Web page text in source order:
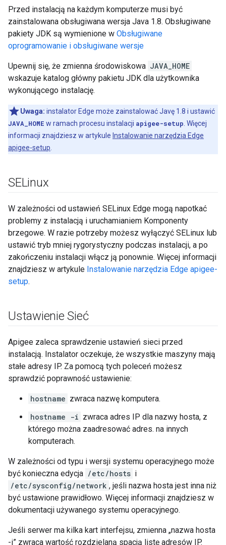
Przed instalacją na każdym komputerze musi być
zainstalowana obsługiwana wersja Java 1.8. Obsługiwane
pakiety JDK są wymienione w Obsługiwane
oprogramowanie i obsługiwane wersje
Upewnij się, że zmienna środowiskowa JAVA_HOME
wskazuje katalog główny pakietu JDK dla użytkownika
wykonującego instalację.
Uwaga: instalator Edge może zainstalować Javę 1.8 i ustawić
JAVA_HOME w ramach procesu instalacji apigee-setup . Więcej
informacji znajdziesz w artykule Instalowanie narzędzia Edge
apigee-setup
SELinux
W zależności od ustawień SELinux Edge mogą napotkać
problemy z instalacją i uruchamianiem Komponenty
brzegowe. W razie potrzeby możesz wyłączyć SELinux lub
ustawić tryb mniej rygorystyczny podczas instalacji, a po
zakończeniu instalacji włącz ją ponownie. Więcej informacji
znajdziesz w artykule Instalowanie narzędzia Edge apigee-
setup.
Ustawienie Sieć
Apigee zaleca sprawdzenie ustawień sieci przed
instalacją. Instalator oczekuje, że wszystkie maszyny mają
stałe adresy IP. Za pomocą tych poleceń możesz
sprawdzić poprawność ustawienie:
hostname zwraca nazwę komputera.
hostname -i zwraca adres IP dla nazwy hosta, z
którego można zaadresować adres. na innych
komputerach.
W zależności od typu i wersji systemu operacyjnego może
być konieczna edycja /etc/hosts i
/etc/sysconfig/network , jeśli nazwa hosta jest inna niż
być ustawione prawidłowo. Więcej informacji znajdziesz w
dokumentacji używanego systemu operacyjnego.
Jeśli serwer ma kilka kart interfejsu, zmienna „nazwa hosta
-i” zwraca wartość rozdzielaną spacją listę adresów IP.